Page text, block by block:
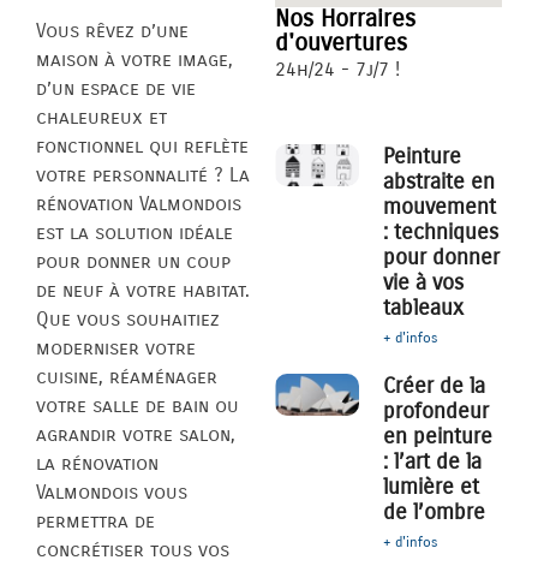
Vous rêvez d’une
maison à votre image,
d’un espace de vie
chaleureux et
fonctionnel qui reflète
votre personnalité ? La
rénovation Valmondois
est la solution idéale
pour donner un coup
de neuf à votre habitat.
Que vous souhaitiez
moderniser votre
cuisine, réaménager
votre salle de bain ou
agrandir votre salon,
la rénovation
Valmondois vous
permettra de
concrétiser tous vos
Nos Horraires
d'ouvertures
24h/24 - 7j/7 !
Peinture
abstraite en
mouvement
: techniques
pour donner
vie à vos
tableaux
+ d'infos
Créer de la
profondeur
en peinture
: l’art de la
lumière et
de l’ombre
+ d'infos